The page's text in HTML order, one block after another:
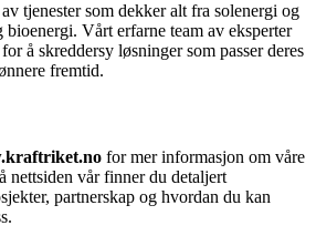
tjenester som dekker alt fra solenergi og
Vårt erfarne team av eksperter
å skreddersy løsninger som passer deres
fremtid.
for mer informasjon om våre
nettsiden vår finner du detaljert
partnerskap og hvordan du kan